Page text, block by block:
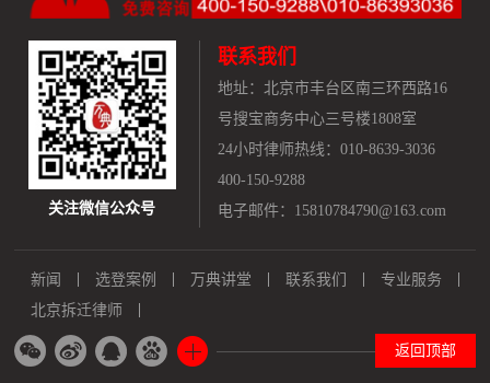
关注微信公众号
联系我们
地址： 北京市丰台区南三环西路16
号搜宝商务中心三号楼1808室
24小时律师热线：010-8639-3036
400-150-9288
电子邮件：15810784790@163.com
新闻 选登案例 万典讲堂 联系我们
专业服务
北京拆迁律师
返回顶部